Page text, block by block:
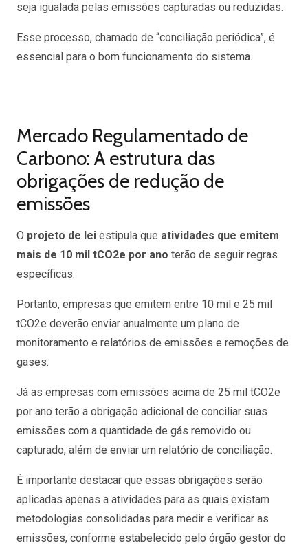
seja igualada pelas emissões capturadas ou reduzidas.
Esse processo, chamado de “conciliação periódica”, é
essencial para o bom funcionamento do sistema.
Mercado Regulamentado de
Carbono: A estrutura das
obrigações de redução de
emissões
O projeto de lei estipula que atividades que emitem
mais de 10 mil tCO2e por ano terão de seguir regras
específicas.
Portanto, empresas que emitem entre 10 mil e 25 mil
tCO2e deverão enviar anualmente um plano de
monitoramento e relatórios de emissões e remoções de
gases.
Já as empresas com emissões acima de 25 mil tCO2e
por ano terão a obrigação adicional de conciliar suas
emissões com a quantidade de gás removido ou
capturado, além de enviar um relatório de conciliação.
É importante destacar que essas obrigações serão
aplicadas apenas a atividades para as quais existam
metodologias consolidadas para medir e verificar as
emissões, conforme estabelecido pelo órgão gestor do